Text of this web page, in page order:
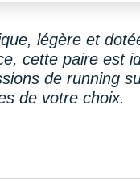
légère et
cette paire est
de running
de votre choix.